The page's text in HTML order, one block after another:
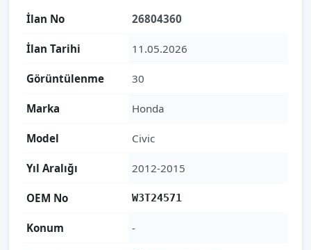
İlan No 26804360
İlan Tarihi 11.05.2026
Görüntülenme 30
Marka Honda
Model Civic
Yıl Aralığı 2012-2015
OEM No W3T24571
Konum -